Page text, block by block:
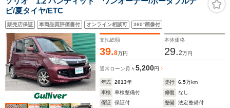
ビ/夏タイヤ/ETC
販売店保証 車両品質評価書付 オンライン相談可 360°画像付
支払総額
39.8万円
本体価格
29.2万円
通常ローン 月々5,200円
年式 2013年 走行 6.5万km
車検
車検整備付 修復
なし
保証
保証付 整備
法定整備付